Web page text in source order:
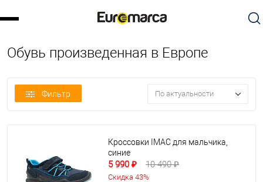
Обувь произведенная в Европе
Фильтр По актуальности
Кроссовки IMAC для мальчика,
синие
5 990 ₽ 10 490 ₽
Скидка 43%